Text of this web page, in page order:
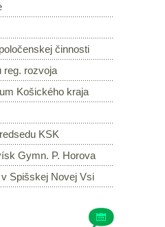
činnosti
reg. rozvoja
Košického kraja
KSK
Gymn. P. Horova
Spišskej Novej Vsi